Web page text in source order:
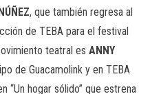
, que también regresa al
de TEBA para el festival
teatral es ANNY
de Guacamolink y en TEBA
“Un hogar sólido” que estrena